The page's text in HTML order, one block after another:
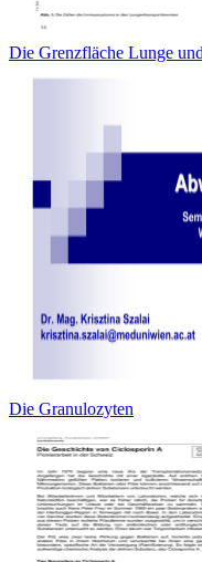
Die Grenzfläche Lunge
Die Granulozyten